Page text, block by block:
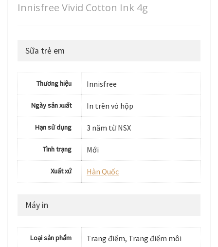
Innisfree Vivid Cotton Ink 4g
Sữa trẻ em
Thương hiệu Innisfree
Ngày sản xuất In trên vỏ hộp
Hạn sử dụng 3 năm từ NSX
Tình trạng Mới
Xuất xứ Hàn Quốc
Máy in
Loại sản phẩm Trang điểm, Trang điểm môi